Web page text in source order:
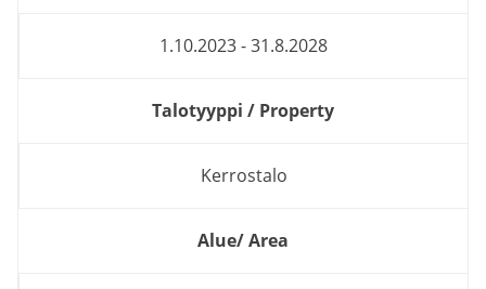
1.10.2023 - 31.8.2028
Talotyyppi / Property
Kerrostalo
Alue/ Area